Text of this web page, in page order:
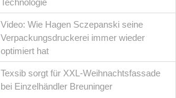
Technologie
Video: Wie Hagen Sczepanski seine
Verpackungsdruckerei immer wieder
optimiert hat
Texsib sorgt für XXL-Weihnachtsfassade
bei Einzelhändler Breuninger